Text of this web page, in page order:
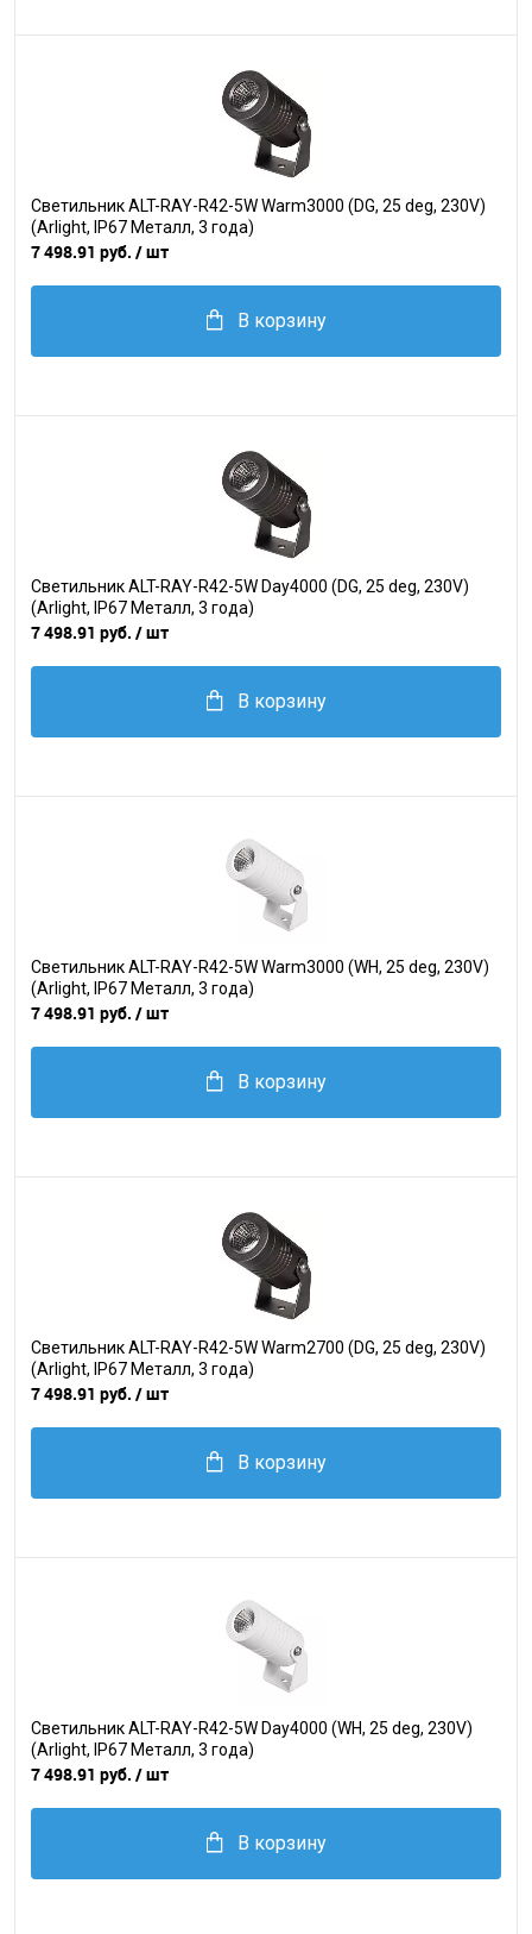
Светильник ALT-RAY-R42-5W Warm3000 (DG, 25 deg, 230V)
(Arlight, IP67 Металл, 3 года)
7 498.91 руб. / шт
В корзину
Светильник ALT-RAY-R42-5W Day4000 (DG, 25 deg, 230V)
(Arlight, IP67 Металл, 3 года)
7 498.91 руб. / шт
В корзину
Светильник ALT-RAY-R42-5W Warm3000 (WH, 25 deg, 230V)
(Arlight, IP67 Металл, 3 года)
7 498.91 руб. / шт
В корзину
Светильник ALT-RAY-R42-5W Warm2700 (DG, 25 deg, 230V)
(Arlight, IP67 Металл, 3 года)
7 498.91 руб. / шт
В корзину
Светильник ALT-RAY-R42-5W Day4000 (WH, 25 deg, 230V)
(Arlight, IP67 Металл, 3 года)
7 498.91 руб. / шт
В корзину